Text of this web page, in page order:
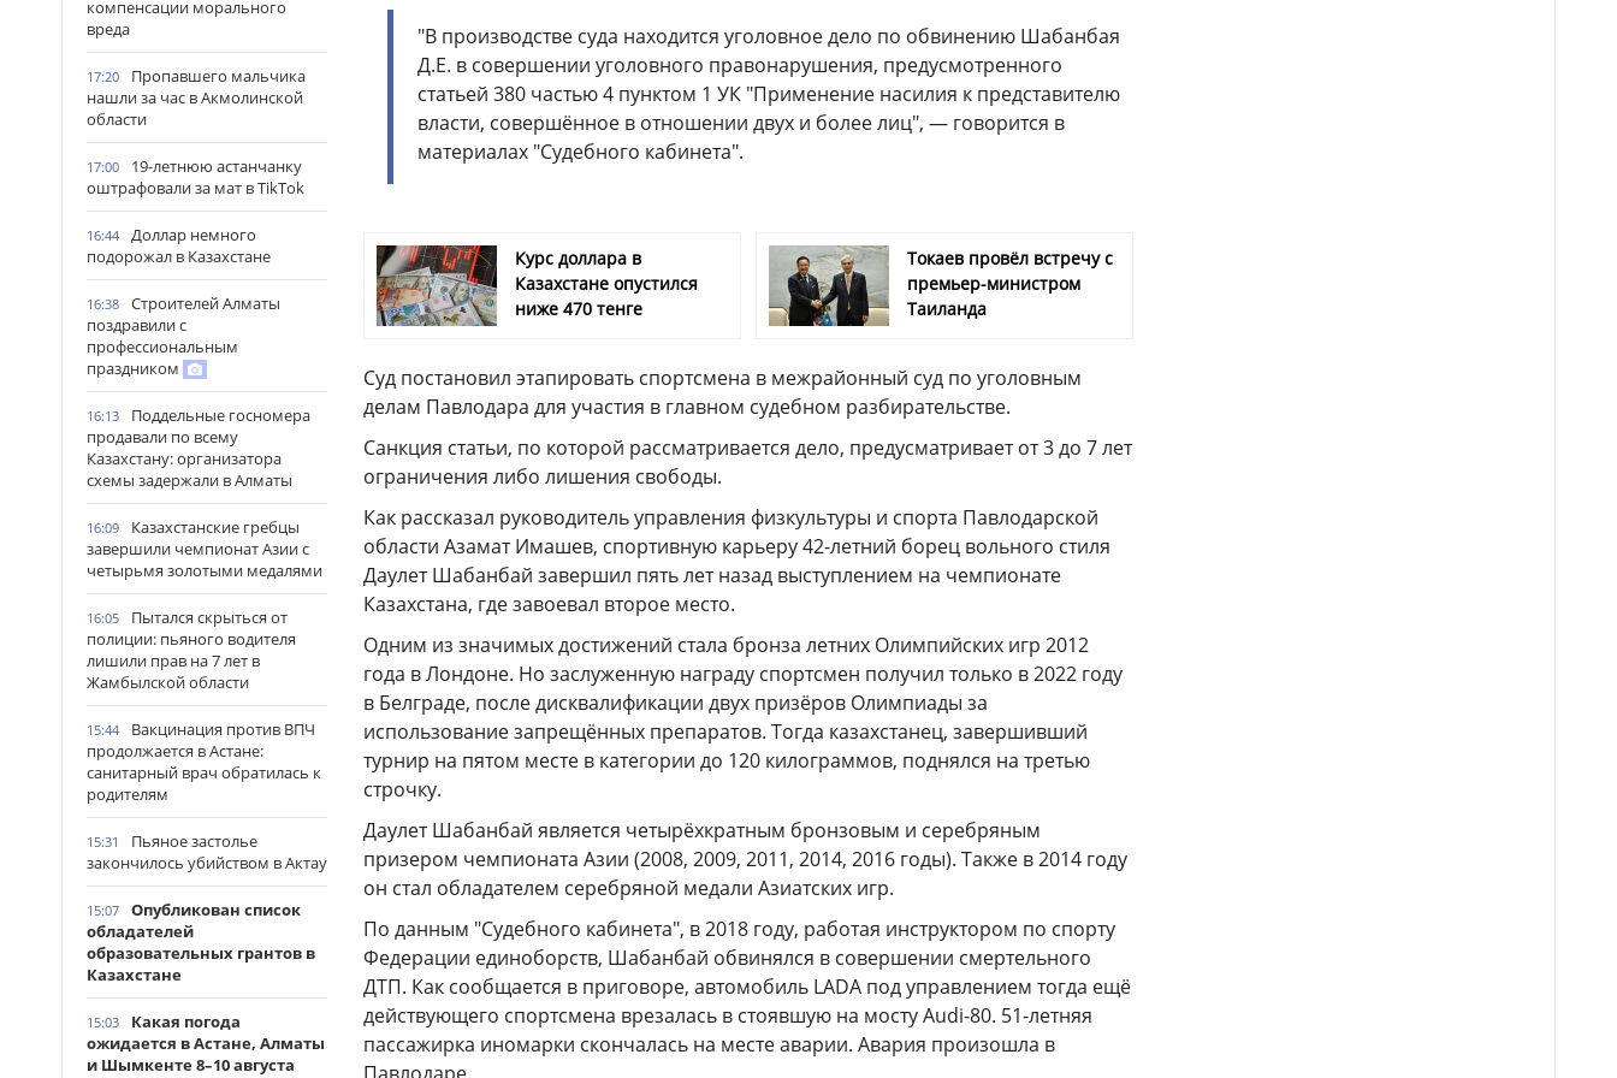
компенсации морального
вреда
17:20
Пропавшего мальчика
нашли за час в Акмолинской
области
17:00
19-летнюю астанчанку
оштрафовали за мат в TikTok
16:44
Доллар немного
подорожал в Казахстане
16:38
Строителей Алматы
поздравили с
профессиональным
праздником
16:13
Поддельные госномера
продавали по всему
Казахстану: организатора
схемы задержали в Алматы
16:09
Казахстанские гребцы
завершили чемпионат Азии с
четырьмя золотыми медалями
16:05
Пытался скрыться от
полиции: пьяного водителя
лишили прав на 7 лет в
Жамбылской области
15:44
Вакцинация против ВПЧ
продолжается в Астане:
санитарный врач обратилась к
родителям
15:31
Пьяное застолье
закончилось убийством в Актау
15:07
Опубликован список
обладателей
образовательных грантов в
Казахстане
15:03
Какая погода
ожидается в Астане, Алматы
и Шымкенте 8–10 августа
"В производстве суда находится уголовное дело по обвинению Шабанбая
Д.Е. в совершении уголовного правонарушения, предусмотренного
статьей 380 частью 4 пунктом 1 УК "Применение насилия к представителю
власти, совершённое в отношении двух и более лиц", — говорится в
материалах "Судебного кабинета".
Курс доллара в
Казахстане опустился
ниже 470 тенге
Токаев провёл встречу с
премьер-министром
Таиланда
Суд постановил этапировать спортсмена в межрайонный суд по уголовным
делам Павлодара для участия в главном судебном разбирательстве.
Санкция статьи, по которой рассматривается дело, предусматривает от 3 до 7 лет
ограничения либо лишения свободы.
Как рассказал руководитель управления физкультуры и спорта Павлодарской
области Азамат Имашев, спортивную карьеру 42-летний борец вольного стиля
Даулет Шабанбай завершил пять лет назад выступлением на чемпионате
Казахстана, где завоевал второе место.
Одним из значимых достижений стала бронза летних Олимпийских игр 2012
года в Лондоне. Но заслуженную награду спортсмен получил только в 2022 году
в Белграде, после дисквалификации двух призёров Олимпиады за
использование запрещённых препаратов. Тогда казахстанец, завершивший
турнир на пятом месте в категории до 120 килограммов, поднялся на третью
строчку.
Даулет Шабанбай является четырёхкратным бронзовым и серебряным
призером чемпионата Азии (2008, 2009, 2011, 2014, 2016 годы). Также в 2014 году
он стал обладателем серебряной медали Азиатских игр.
По данным "Судебного кабинета", в 2018 году, работая инструктором по спорту
Федерации единоборств, Шабанбай обвинялся в совершении смертельного
ДТП. Как сообщается в приговоре, автомобиль LADA под управлением тогда ещё
действующего спортсмена врезалась в стоявшую на мосту Audi-80. 51-летняя
пассажирка иномарки скончалась на месте аварии. Авария произошла в